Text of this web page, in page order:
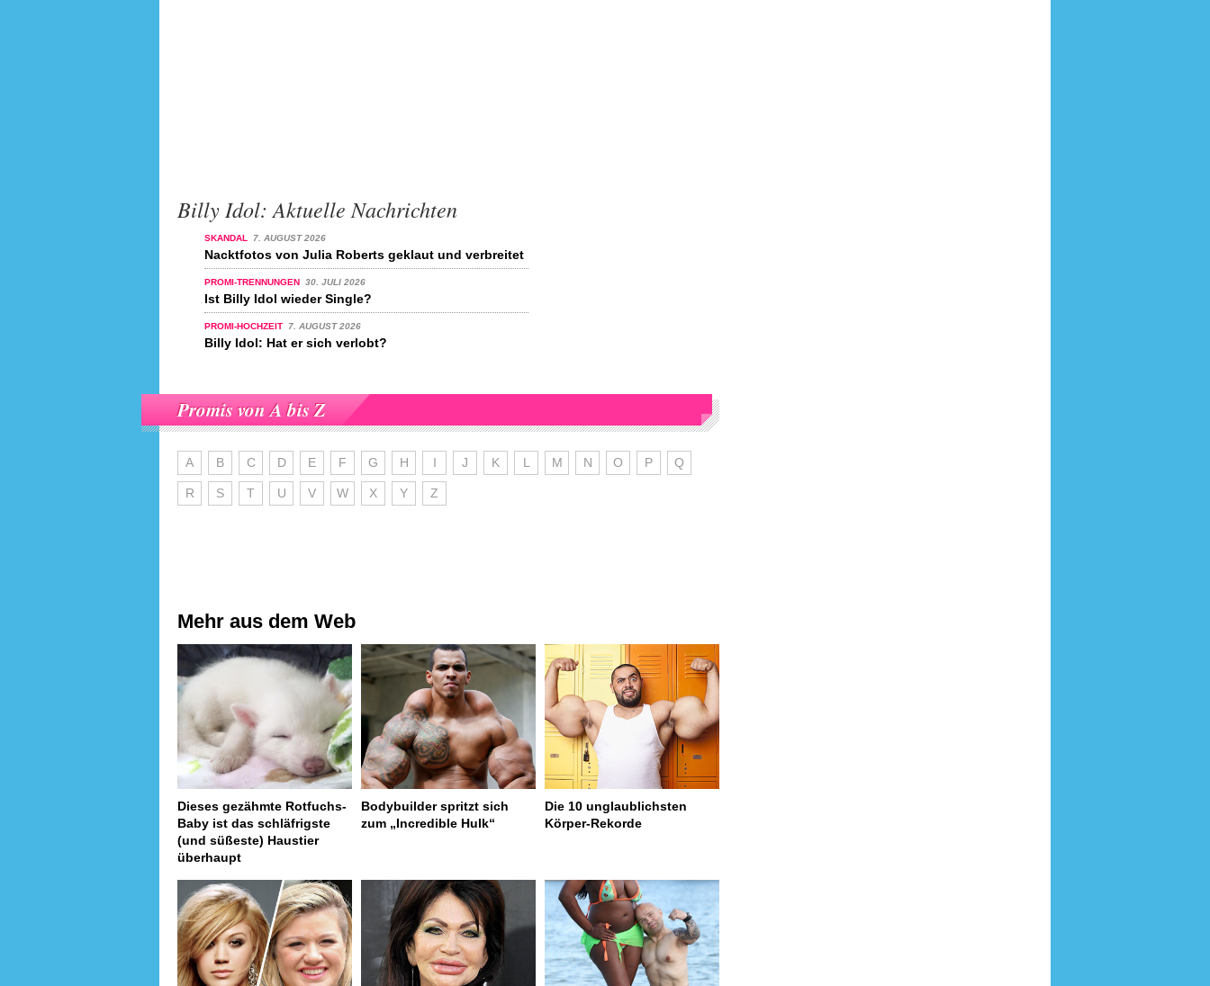
Billy Idol: Aktuelle Nachrichten
SKANDAL 7. AUGUST 2026
Nacktfotos von Julia Roberts geklaut und verbreitet
PROMI-TRENNUNGEN 30. JULI 2026
Ist Billy Idol wieder Single?
PROMI-HOCHZEIT 7. AUGUST 2026
Billy Idol: Hat er sich verlobt?
Promis von A bis Z
A B C D E F G H I J K L M N O P Q
R S T U V W X Y Z
Mehr aus dem Web
Dieses gezähmte Rotfuchs-
Baby ist das schläfrigste
(und süßeste) Haustier
überhaupt
Bodybuilder spritzt sich
zum „Incredible Hulk“
Die 10 unglaublichsten
Körper-Rekorde